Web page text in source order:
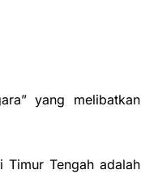
yang melibatkan
Timur Tengah adalah